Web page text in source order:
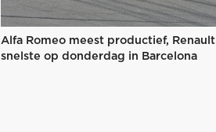
Alfa Romeo meest productief, Renault
snelste op donderdag in Barcelona